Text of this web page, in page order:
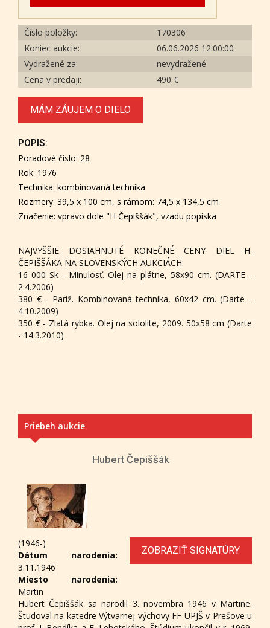
Číslo položky:
170306
Koniec aukcie:
06.06.2026 12:00:00
Vydražené za:
nevydražené
Cena v predaji:
490 €
MÁM ZÁUJEM O DIELO
POPIS:
Poradové číslo: 28
Rok: 1976
Technika: kombinovaná technika
Rozmery: 39,5 x 100 cm, s rámom: 74,5 x 134,5 cm
Značenie: vpravo dole "H Čepiššák", vzadu popiska
NAJVYŠŠIE DOSIAHNUTÉ KONEČNÉ CENY DIEL H.
ČEPIŠŠÁKA NA SLOVENSKÝCH AUKCIÁCH:
16 000 Sk - Minulosť. Olej na plátne, 58x90 cm. (DARTE -
2.4.2006)
380 € - Paríž. Kombinovaná technika, 60x42 cm. (Darte -
4.10.2009)
350 € - Zlatá rybka. Olej na sololite, 2009. 50x58 cm (Darte
- 14.3.2010)
Priebeh aukcie
Hubert Čepiššák
ZOBRAZIŤ SIGNATÚRY
(1946-)
Dátum narodenia:
3.11.1946
Miesto narodenia:
Martin
Hubert Čepiššák sa narodil 3. novembra 1946 v Martine.
Študoval na katedre Výtvarnej výchovy FF UPJŠ v Prešove u